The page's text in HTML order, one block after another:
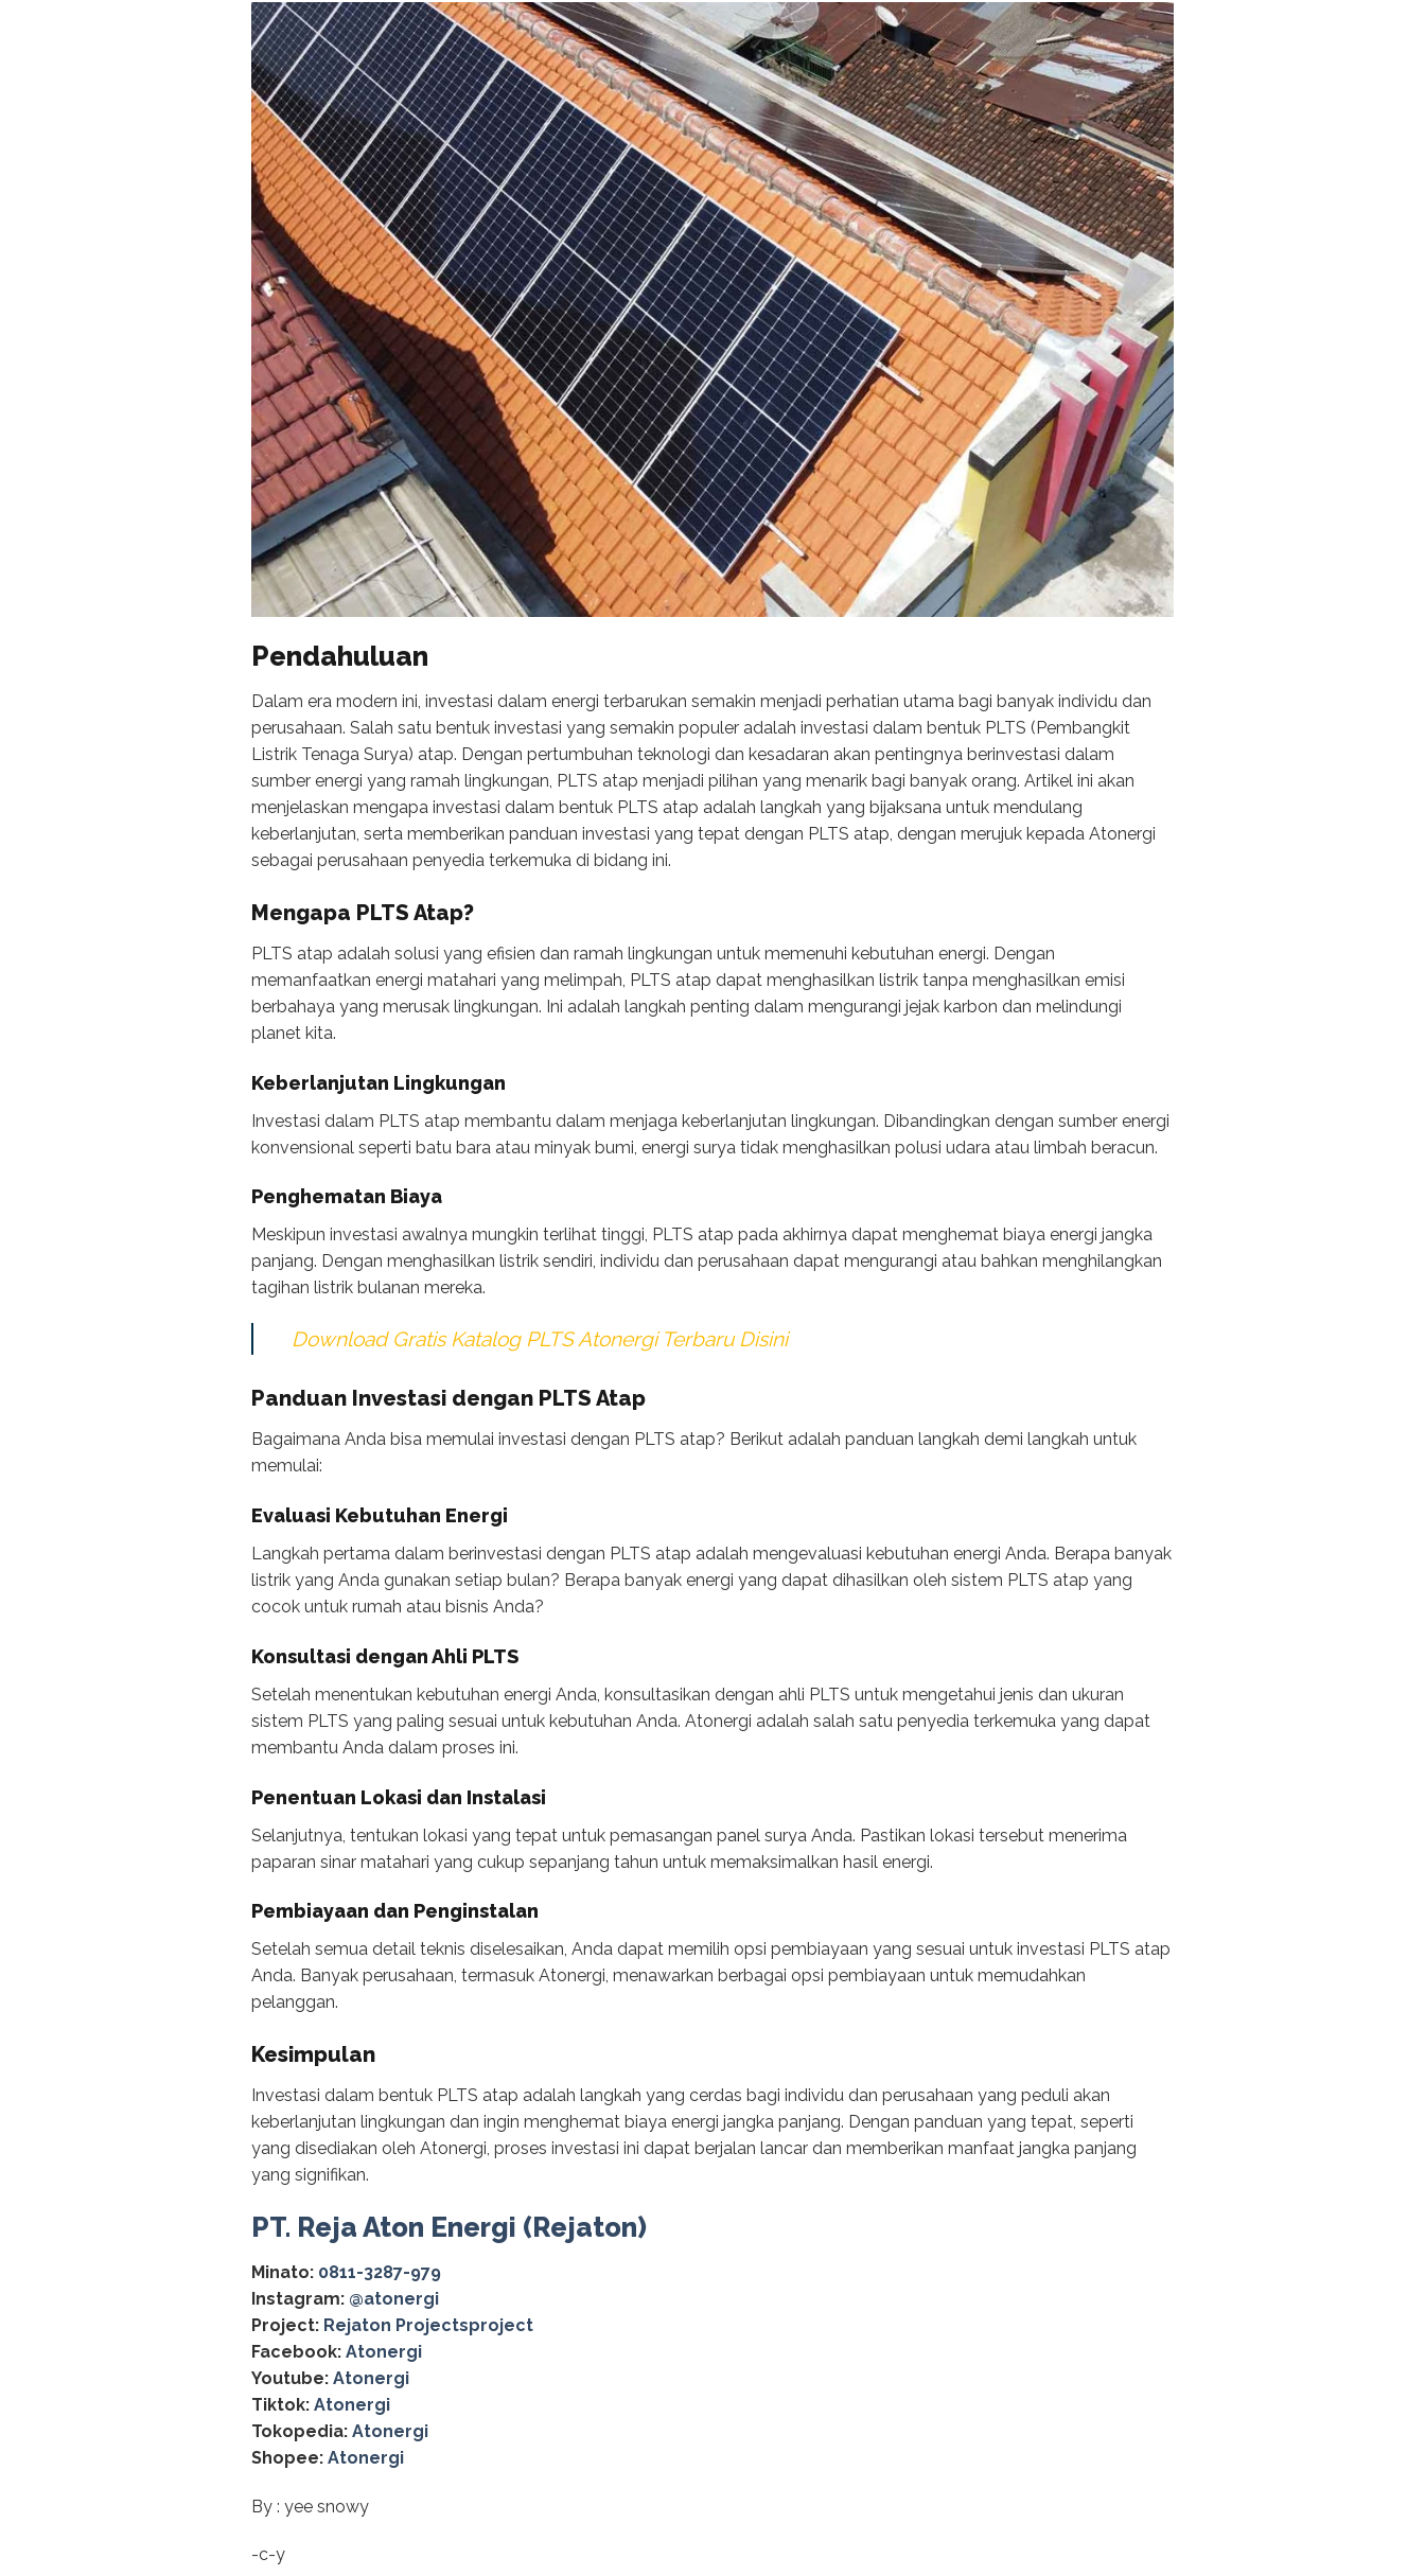
Pendahuluan
Dalam era modern ini, investasi dalam energi terbarukan semakin menjadi perhatian utama bagi banyak individu dan
perusahaan. Salah satu bentuk investasi yang semakin populer adalah investasi dalam bentuk PLTS (Pembangkit
Listrik Tenaga Surya) atap. Dengan pertumbuhan teknologi dan kesadaran akan pentingnya berinvestasi dalam
sumber energi yang ramah lingkungan, PLTS atap menjadi pilihan yang menarik bagi banyak orang. Artikel ini akan
menjelaskan mengapa investasi dalam bentuk PLTS atap adalah langkah yang bijaksana untuk mendulang
keberlanjutan, serta memberikan panduan investasi yang tepat dengan PLTS atap, dengan merujuk kepada Atonergi
sebagai perusahaan penyedia terkemuka di bidang ini.
Mengapa PLTS Atap?
PLTS atap adalah solusi yang efisien dan ramah lingkungan untuk memenuhi kebutuhan energi. Dengan
memanfaatkan energi matahari yang melimpah, PLTS atap dapat menghasilkan listrik tanpa menghasilkan emisi
berbahaya yang merusak lingkungan. Ini adalah langkah penting dalam mengurangi jejak karbon dan melindungi
planet kita.
Keberlanjutan Lingkungan
Investasi dalam PLTS atap membantu dalam menjaga keberlanjutan lingkungan. Dibandingkan dengan sumber energi
konvensional seperti batu bara atau minyak bumi, energi surya tidak menghasilkan polusi udara atau limbah beracun.
Penghematan Biaya
Meskipun investasi awalnya mungkin terlihat tinggi, PLTS atap pada akhirnya dapat menghemat biaya energi jangka
panjang. Dengan menghasilkan listrik sendiri, individu dan perusahaan dapat mengurangi atau bahkan menghilangkan
tagihan listrik bulanan mereka.
Download Gratis Katalog PLTS Atonergi Terbaru Disini
Panduan Investasi dengan PLTS Atap
Bagaimana Anda bisa memulai investasi dengan PLTS atap? Berikut adalah panduan langkah demi langkah untuk
memulai:
Evaluasi Kebutuhan Energi
Langkah pertama dalam berinvestasi dengan PLTS atap adalah mengevaluasi kebutuhan energi Anda. Berapa banyak
listrik yang Anda gunakan setiap bulan? Berapa banyak energi yang dapat dihasilkan oleh sistem PLTS atap yang
cocok untuk rumah atau bisnis Anda?
Konsultasi dengan Ahli PLTS
Setelah menentukan kebutuhan energi Anda, konsultasikan dengan ahli PLTS untuk mengetahui jenis dan ukuran
sistem PLTS yang paling sesuai untuk kebutuhan Anda. Atonergi adalah salah satu penyedia terkemuka yang dapat
membantu Anda dalam proses ini.
Penentuan Lokasi dan Instalasi
Selanjutnya, tentukan lokasi yang tepat untuk pemasangan panel surya Anda. Pastikan lokasi tersebut menerima
paparan sinar matahari yang cukup sepanjang tahun untuk memaksimalkan hasil energi.
Pembiayaan dan Penginstalan
Setelah semua detail teknis diselesaikan, Anda dapat memilih opsi pembiayaan yang sesuai untuk investasi PLTS atap
Anda. Banyak perusahaan, termasuk Atonergi, menawarkan berbagai opsi pembiayaan untuk memudahkan
pelanggan.
Kesimpulan
Investasi dalam bentuk PLTS atap adalah langkah yang cerdas bagi individu dan perusahaan yang peduli akan
keberlanjutan lingkungan dan ingin menghemat biaya energi jangka panjang. Dengan panduan yang tepat, seperti
yang disediakan oleh Atonergi, proses investasi ini dapat berjalan lancar dan memberikan manfaat jangka panjang
yang signifikan.
PT. Reja Aton Energi (Rejaton)
Minato: 0811-3287-979
Instagram: @‌atonergi
Project: Rejaton Projectsproject
Facebook: Atonergi
Youtube: Atonergi
Tiktok: Atonergi
Tokopedia: Atonergi
Shopee: Atonergi
By : yee snowy
-c-y